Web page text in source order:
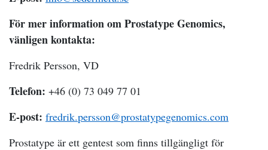
För mer information om Prostatype Genomics,
vänligen kontakta:
Fredrik Persson, VD
Telefon: +46 (0) 73 049 77 01
E-post: fredrik.persson@prostatypegenomics.com
Prostatype är ett gentest som finns tillgängligt för